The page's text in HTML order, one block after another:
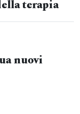
terapia
nuovi